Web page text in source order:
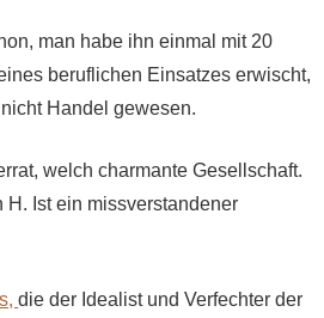
man habe ihn einmal mit 20
beruflichen Einsatzes erwischt,
Handel gewesen.
welch charmante Gesellschaft.
Ist ein missverstandener
die der Idealist und Verfechter der